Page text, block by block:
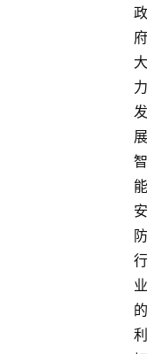
政
府
大
力
发
展
智
能
安
防
行
业
的
利